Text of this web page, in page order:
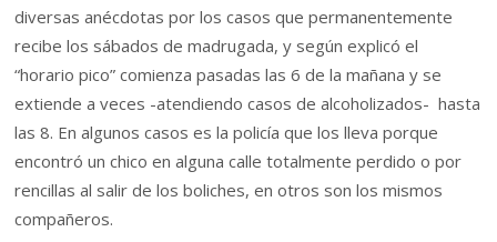
diversas anécdotas por los casos que permanentemente
recibe los sábados de madrugada, y según explicó el
“horario pico” comienza pasadas las 6 de la mañana y se
extiende a veces -atendiendo casos de alcoholizados- hasta
las 8. En algunos casos es la policía que los lleva porque
encontró un chico en alguna calle totalmente perdido o por
rencillas al salir de los boliches, en otros son los mismos
compañeros.